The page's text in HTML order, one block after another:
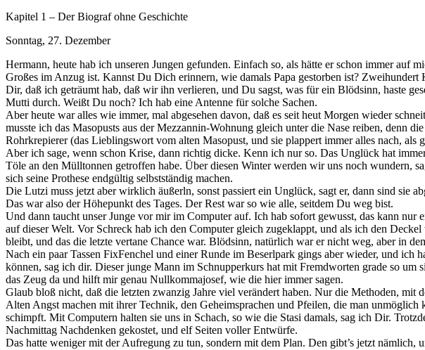
Kapitel 1 – Der Biograf ohne Geschichte
Sonntag, 27. Dezember
Hermann, heute hab ich unseren Jungen gefunden. Einfach so, als hätte er schon immer auf
Großes im Anzug ist. Kannst Du Dich erinnern, wie damals Papa gestorben ist?
Dir, daß ich geträumt hab, daß wir ihn verlieren, und Du sagst, was für ein Blödsinn, haste
Mutti durch. Weißt Du noch? Ich hab eine Antenne für solche Sachen.
Aber heute war alles wie immer, mal abgesehen davon, daß es seit heut Morgen wieder
musste ich das Masopusts aus der Mezzannin-Wohnung gleich unter die Nase reiben, denn
Rohrkrepierer (das Lieblingswort vom alten Masopust, und sie plappert immer alles nach, als
Aber ich sage, wenn schon Krise, dann richtig dicke. Kenn ich nur so. Das Unglück hat
Töle an den Mülltonnen getroffen habe. Über diesen Winter werden wir uns noch wundern,
sich seine Prothese endgültig selbstständig machen.
Die Lutzi muss jetzt aber wirklich äußerln, sonst passiert ein Unglück, sagt er, dann sind sie
Das war also der Höhepunkt des Tages. Der Rest war so wie alle, seitdem Du weg bist.
Und dann taucht unser Junge vor mir im Computer auf. Ich hab sofort gewusst, das kann
auf dieser Welt. Vor Schreck hab ich den Computer gleich zugeklappt, und als ich den
bleibt, und das die letzte vertane Chance war. Blödsinn, natürlich war er nicht weg, aber in
Nach ein paar Tassen FixFenchel und einer Runde im Beserlpark gings aber wieder, und
können, sag ich dir. Dieser junge Mann im Schnupperkurs hat mit Fremdworten grade so
das Zeug da und hilft mir genau Nullkommajosef, wie die hier immer sagen.
Glaub bloß nicht, daß die letzten zwanzig Jahre viel verändert haben. Nur die Methoden,
Alten Angst machen mit ihrer Technik, den Geheimsprachen und Pfeilen, die man
schimpft. Mit Computern halten sie uns in Schach, so wie die Stasi damals, sag ich Dir.
Nachmittag Nachdenken gekostet, und elf Seiten voller Entwürfe.
Das hatte weniger mit der Aufregung zu tun, sondern mit dem Plan. Den gibt’s jetzt